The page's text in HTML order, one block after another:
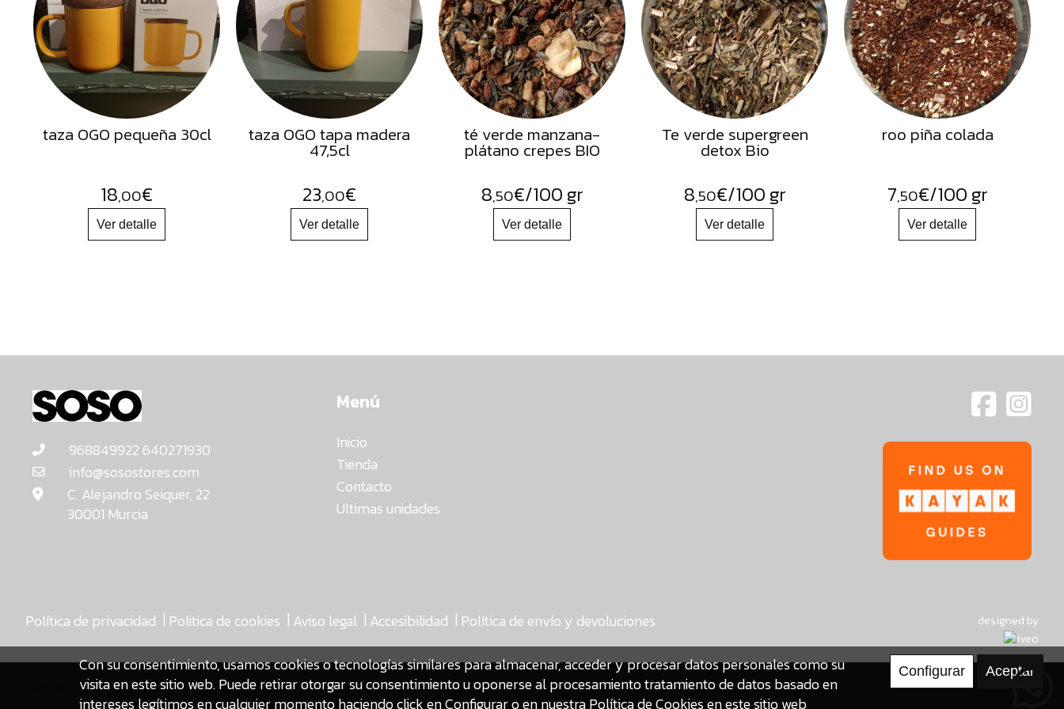
Frutos
Secos
Hierbas
Harinas
Accesorios
taza OGO pequeña 30cl
18,00€
taza OGO tapa madera
47,5cl
23,00€
té verde manzana-
plátano crepes BIO
8,50€/100 gr
Te verde supergreen
detox Bio
8,50€/100 gr
roo piña colada
7,50€/100 gr
968849922 640271930
info@sosostores.com
C. Alejandro Seiquer, 22
30001 Murcia
Menú
Inicio
Tienda
Contacto
Ultimas unidades
Política de privacidad | Politica de cookies | Aviso legal | Accesibilidad | Política de envío y devoluciones designed by
Con su consentimiento, usamos cookies o tecnologías similares para almacenar, acceder y procesar datos personales como su
visita en este sitio web. Puede retirar otorgar su consentimiento u oponerse al procesamiento tratamiento de datos basado en
intereses legítimos en cualquier momento haciendo click en Configurar o en nuestraPolítica de Cookies en este sitio web